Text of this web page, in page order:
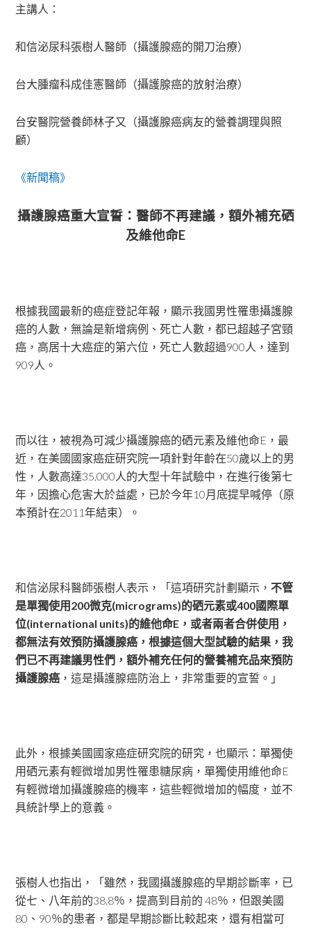
主講人：
和信泌尿科張樹人醫師（攝護腺癌的開刀治療）
台大腫瘤科成佳憲醫師（攝護腺癌的放射治療）
台安醫院營養師林子又（攝護腺癌病友的營養調理與照
顧）
《新聞稿》
攝護腺癌重大宣誓：醫師不再建議，額外補充硒
及維他命E
根據我國最新的癌症登記年報，顯示我國男性罹患攝護腺
癌的人數，無論是新增病例、死亡人數，都已超越子宮頸
癌，高居十大癌症的第六位，死亡人數超過900人，達到
909人。
而以往，被視為可減少攝護腺癌的硒元素及維他命E ，最
近，在美國國家癌症研究院一項針對年齡在50歲以上的男
性，人數高達35,000人的大型十年試驗中，在進行後第七
年，因擔心危害大於益處，已於今年10月底提早喊停（原
本預計在2011年結束）。
和信泌尿科醫師張樹人表示，「這項研究計劃顯示，不管
是單獨使用200微克(micrograms)的硒元素或400國際單
位(international units)的維他命E ，或者兩者合併使用，
都無法有效預防攝護腺癌，根據這個大型試驗的結果，我
們已不再建議男性們，額外補充任何的營養補充品來預防
攝護腺癌 ，這是攝護腺癌防治上，非常重要的宣誓。」
此外，根據美國國家癌症研究院的研究，也顯示：單獨使
用硒元素有輕微增加男性罹患糖尿病，單獨使用維他命E
有輕微增加攝護腺癌的機率，這些輕微增加的幅度，並不
具統計學上的意義。
張樹人也指出，「雖然，我國攝護腺癌的早期診斷率，已
從七、八年前的38.8％，提高到目前的 48％，但跟美國
80 、 90％的患者，都是早期診斷比較起來，還有相當可